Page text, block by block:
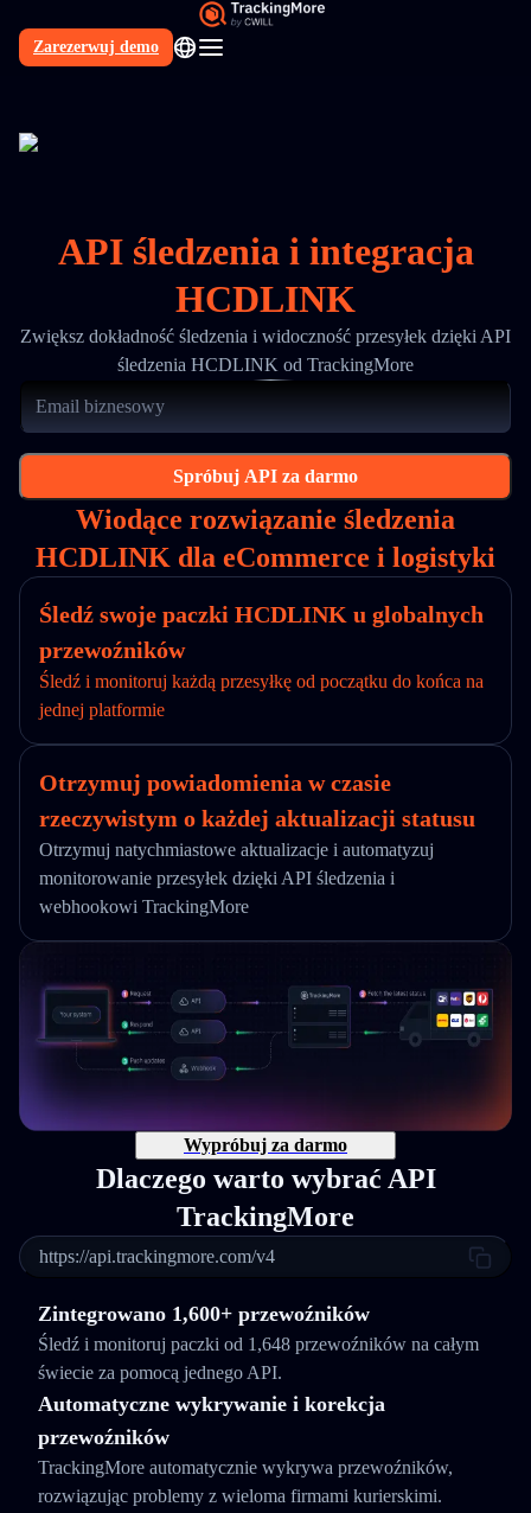
Zarezerwuj demo
PL
API śledzenia i integracja
HCDLINK
Zwiększ dokładność śledzenia i widoczność przesyłek dzięki API
śledzenia HCDLINK od TrackingMore
Spróbuj API za darmo
Wiodące rozwiązanie śledzenia
HCDLINK dla eCommerce i logistyki
Śledź swoje paczki HCDLINK u globalnych
przewoźników
Śledź i monitoruj każdą przesyłkę od początku do końca na
jednej platformie
Otrzymuj powiadomienia w czasie
rzeczywistym o każdej aktualizacji statusu
Otrzymuj natychmiastowe aktualizacje i automatyzuj
monitorowanie przesyłek dzięki API śledzenia i
webhookowi TrackingMore
Wypróbuj za darmo
Dlaczego warto wybrać API
TrackingMore
https://api.trackingmore.com/v4
Zintegrowano 1,600+ przewoźników
Śledź i monitoruj paczki od 1,648 przewoźników na całym
świecie za pomocą jednego API.
Automatyczne wykrywanie i korekcja
przewoźników
TrackingMore automatycznie wykrywa przewoźników,
rozwiązując problemy z wieloma firmami kurierskimi.